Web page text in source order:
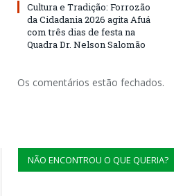
Cultura e Tradição: Forrozão
da Cidadania 2026 agita Afuá
com três dias de festa na
Quadra Dr. Nelson Salomão
Os comentários estão fechados.
NÃO ENCONTROU O QUE QUERIA?